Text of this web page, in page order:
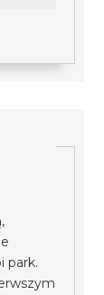
park.